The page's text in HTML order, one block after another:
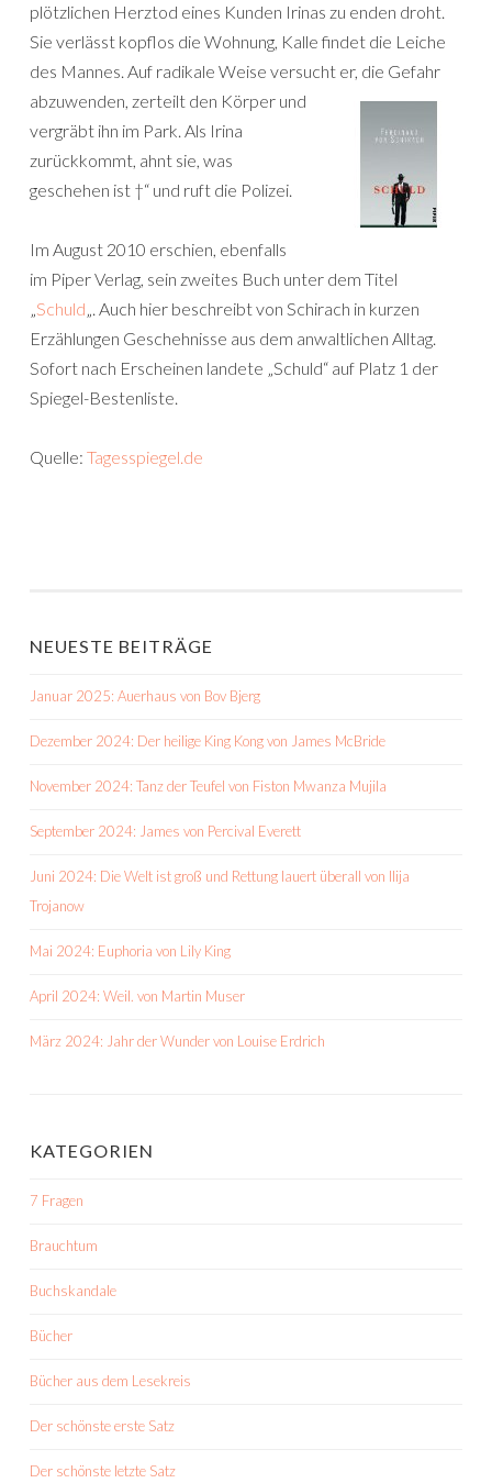
plötzlichen Herztod eines Kunden Irinas zu enden droht.
Sie verlässt kopflos die Wohnung, Kalle findet die Leiche
des Mannes. Auf radikale Weise versucht er, die Gefahr
abzuwenden, zerteilt den Körper und
vergräbt ihn im Park. Als Irina
zurückkommt, ahnt sie, was
geschehen ist †“ und ruft die Polizei.
Im August 2010 erschien, ebenfalls
im Piper Verlag, sein zweites Buch unter dem Titel
„Schuld„. Auch hier beschreibt von Schirach in kurzen
Erzählungen Geschehnisse aus dem anwaltlichen Alltag.
Sofort nach Erscheinen landete „Schuld“ auf Platz 1 der
Spiegel-Bestenliste.
Quelle: Tagesspiegel.de
NEUESTE BEITRÄGE
Januar 2025: Auerhaus von Bov Bjerg
Dezember 2024: Der heilige King Kong von James McBride
November 2024: Tanz der Teufel von Fiston Mwanza Mujila
September 2024: James von Percival Everett
Juni 2024: Die Welt ist groß und Rettung lauert überall von Ilija
Trojanow
Mai 2024: Euphoria von Lily King
April 2024: Weil. von Martin Muser
März 2024: Jahr der Wunder von Louise Erdrich
KATEGORIEN
7 Fragen
Brauchtum
Buchskandale
Bücher
Bücher aus dem Lesekreis
Der schönste erste Satz
Der schönste letzte Satz